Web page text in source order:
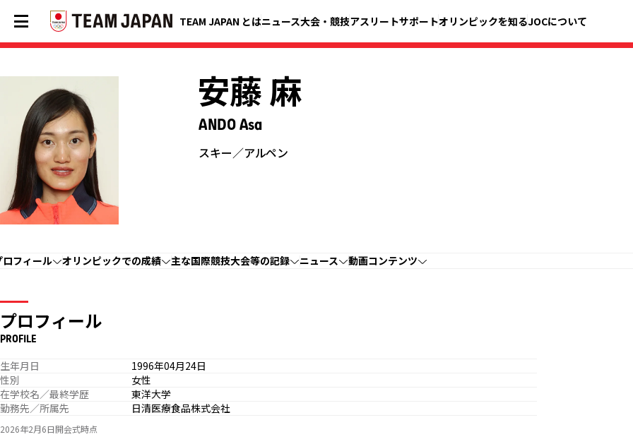
TEAM JAPAN とはニュース大会・競技アスリートサポートオリンピックを知るJOCについて
安藤 麻
ANDO Asa
スキー／アルペン
ロフィール オリンピックでの成績 主な国際競技大会等の記録 ニュース 動画コンテンツ
プロフィール
PROFILE
生年月日
1996年04月24日
性別
女性
在学校名／最終学歴
東洋大学
勤務先／所属先
日清医療食品株式会社
2026年2月6日開会式時点